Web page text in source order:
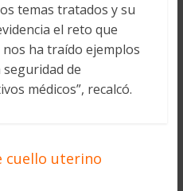
temas tratados y su
el reto que
ha traído ejemplos
de
médicos”, recalcó.
cuello uterino